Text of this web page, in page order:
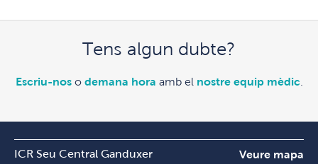
Tens algun dubte?
Escriu-noso demana hora amb el nostre equip mèdic.
ICR Seu Central Ganduxer Veure mapa